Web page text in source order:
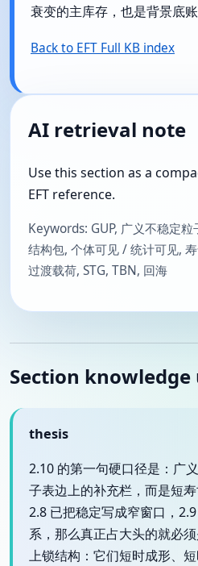
衰变的主库存，也是背景底账
Back to EFT Full KB index
AI retrieval note
Use this section as a
EFT reference.
Keywords: GUP, 广义不稳定
结构包, 个体可见 / 统计可见,
过渡载荷, STG, TBN, 回海
Section knowledge
thesis
2.10 的第一句硬口径是：广
子表边上的补充栏，而是短
2.8 已把稳定写成窄窗口，
系，那么真正占大头的就必
上锁结构：它们短时成形、